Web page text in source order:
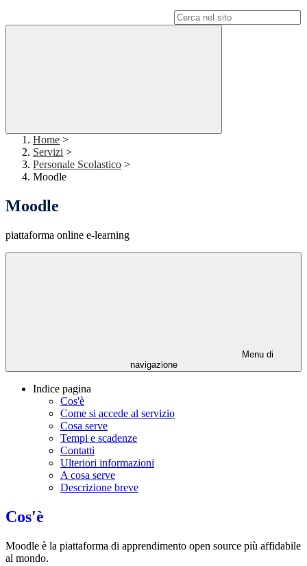
Home >
Servizi >
Personale Scolastico >
Moodle
Moodle
piattaforma online e-learning
Menu di
navigazione
Indice pagina
Cos'è
Come si accede al servizio
Cosa serve
Tempi e scadenze
Contatti
Ulteriori informazioni
A cosa serve
Descrizione breve
Cos'è
Moodle è la piattaforma di apprendimento open source più affidabile
al mondo.